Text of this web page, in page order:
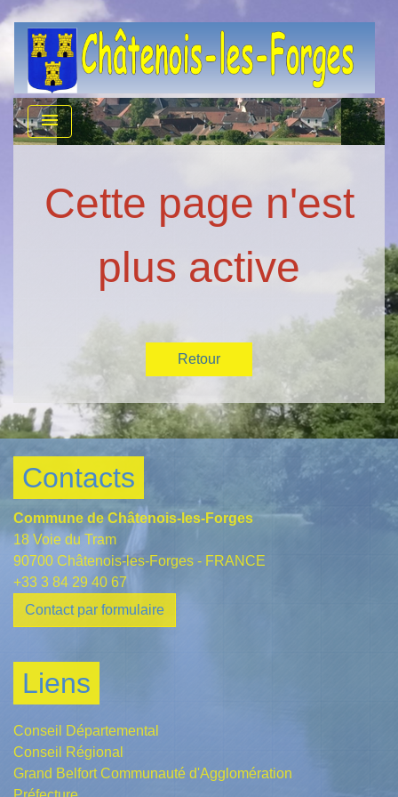
menu
Cette page n'est
plus active
Retour
Contacts
Commune de Châtenois-les-Forges
18 Voie du Tram
90700 Châtenois-les-Forges - FRANCE
+33 3 84 29 40 67
Contact par formulaire
Liens
Conseil Départemental
Conseil Régional
Grand Belfort Communauté d'Agglomération